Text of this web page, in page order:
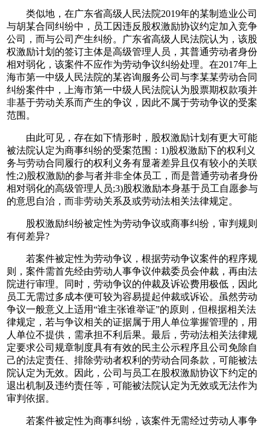
类似地，在广东省高级人民法院2019年的某制造业公司
与胡某合同纠纷中，员工因违反股权激励协议约定加入竞争
公司，而与公司产生纠纷。广东省高级人民法院认为，该股
权激励计划的签订主体是高级管理人员，其普通劳动者身份
相对弱化，该案件不应作为劳动争议纠纷处理。在2017年上
海市第一中级人民法院的某咨询服务公司与李某某劳动合同
纠纷案件中，上海市第一中级人民法院认为股票期权款项并
非基于劳动关系而产生的争议，因此不属于劳动争议的受案
范围。
由此可见，存在如下情形时，股权激励计划有更大可能
被法院认定为商事纠纷的受案范围：1)股权激励下的权利义
务与劳动合同履行的权利义务有显著差异且仅有较小的关联
性;2)股权激励的参与者并非全体员工，而是普通劳动者身份
相对弱化的高级管理人员;3)股权激励本身基于员工自愿参与
的意思自治，而非劳动关系及或劳动法相关法律规定。
股权激励纠纷被定性为劳动争议或商事纠纷，审判规则
有何差异?
若案件被定性为劳动争议，根据劳动争议案件的程序规
则，案件需首先经由劳动人事争议仲裁委员会仲裁，再由法
院进行审理。同时，劳动争议的仲裁及诉讼费用极低，因此
员工无需过多成本便可较为容易提起仲裁或诉讼。虽然劳动
争议一般意义上适用“谁主张谁举证”的原则，但根据相关法
律规定，若与争议相关的证据属于用人单位掌握管理的，用
人单位不提供，需承担不利后果。最后，劳动法相关法律规
定要求公司规章制度具有有效的民主公示程序且公司免除自
己的法定责任、排除劳动者权利的劳动合同条款，可能被法
院认定为无效。因此，公司与员工在股权激励协议下约定的
退出机制及违约责任等，可能被法院认定为无效或无法作为
审判依据。
若案件被定性为商事纠纷，该案件无需经过劳动人事争